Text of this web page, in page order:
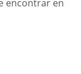
encontrar en